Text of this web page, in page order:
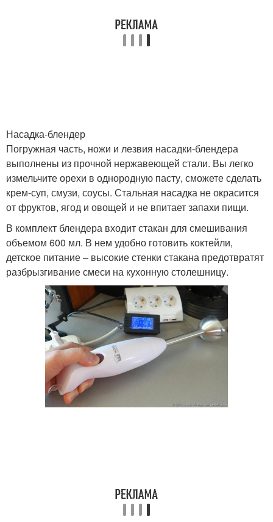
Насадка-блендер
Погружная часть, ножи и лезвия насадки-блендера
выполнены из прочной нержавеющей стали. Вы легко
измельчите орехи в однородную пасту, сможете сделать
крем-суп, смузи, соусы. Стальная насадка не окрасится
от фруктов, ягод и овощей и не впитает запахи пищи.
В комплект блендера входит стакан для смешивания
объемом 600 мл. В нем удобно готовить коктейли,
детское питание – высокие стенки стакана предотвратят
разбрызгивание смеси на кухонную столешницу.